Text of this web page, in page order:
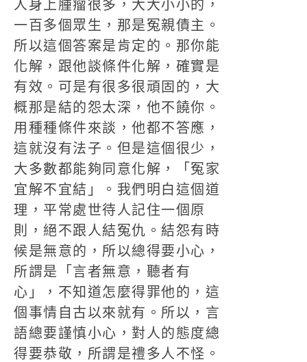
人身上腫瘤很多，大大小小的，
一百多個眾生，那是冤親債主。
所以這個答案是肯定的。那你能
化解，跟他談條件化解，確實是
有效。可是有很多很頑固的，大
概那是結的怨太深，他不饒你。
用種種條件來談，他都不答應，
這就沒有法子。但是這個很少，
大多數都能夠同意化解，「冤家
宜解不宜結」。我們明白這個道
理，平常處世待人記住一個原
則，絕不跟人結冤仇。結怨有時
候是無意的，所以總得要小心，
所謂是「言者無意，聽者有
心」，不知道怎麼得罪他的，這
個事情自古以來就有。所以，言
語總要謹慎小心，對人的態度總
得要恭敬，所謂是禮多人不怪。